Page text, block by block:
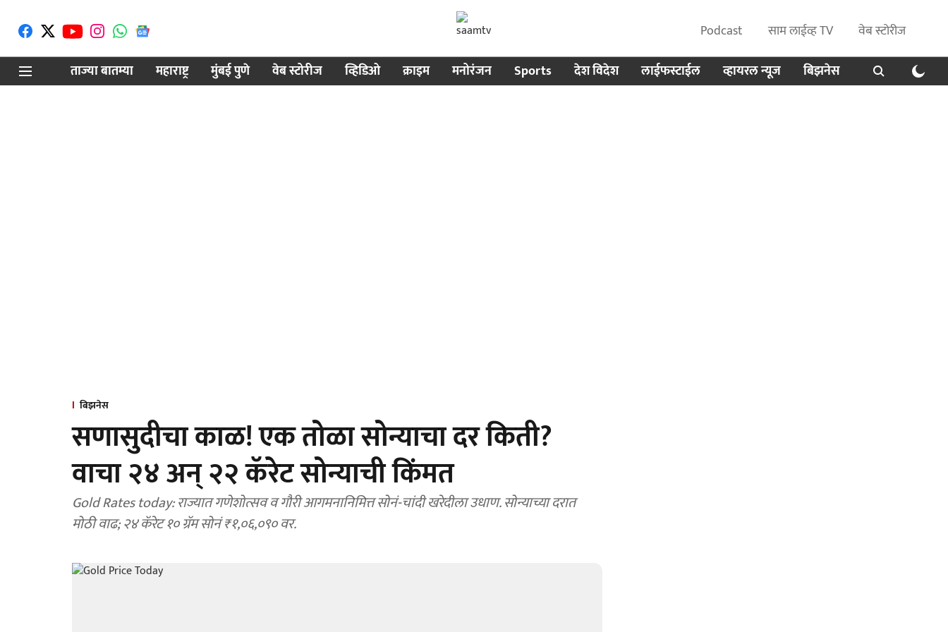
Podcast साम लाईव्ह TV
वेब स्टोरीज
ताज्या बातम्या
महाराष्ट्र मुंबई पुणे वेब स्टोरीज व्हिडिओ क्राइम मनोरंजन Sports देश विदेश लाईफस्टाईल व्हायरल न्यूज बिझनेस
बिझनेस
सणासुदीचा काळ! एक तोळा सोन्याचा दर किती?
वाचा २४ अन् २२ कॅरेट सोन्याची किंमत
Gold Rates today: राज्यात गणेशोत्सव व गौरी आगमनानिमित्त सोनं-चांदी खरेदीला उधाण. सोन्याच्या दरात
मोठी वाढ; २४ कॅरेट १० ग्रॅम सोनं ₹१,०६,०९० वर.